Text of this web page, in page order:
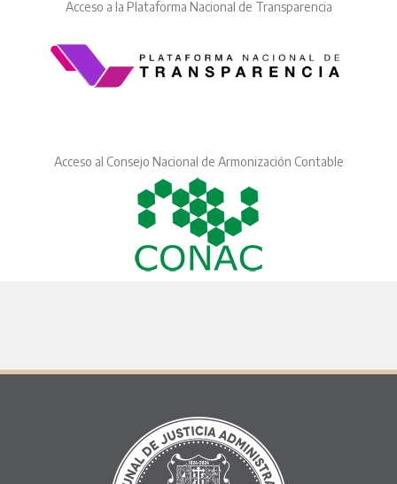
Acceso a la Plataforma Nacional de Transparencia
Acceso al Consejo Nacional de Armonización Contable